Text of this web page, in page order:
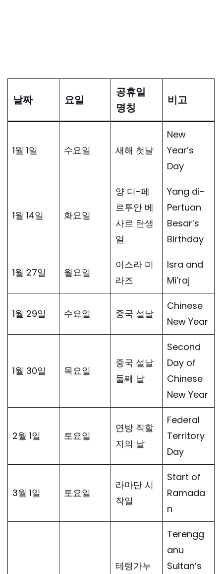
날짜 요일
공휴일
명칭
비고
1월 1일 수요일 새해 첫날
New
Year’s
Day
1월 14일 화요일
양 디-페
르투안 베
사르 탄생
일
Yang di-
Pertuan
Besar’s
Birthday
1월 27일 월요일
이스라 미
라즈
Isra and
Mi’raj
1월 29일 수요일 중국 설날
Chinese
New Year
1월 30일 목요일
중국 설날
둘째 날
Second
Day of
Chinese
New Year
2월 1일 토요일
연방 직할
지의 날
Federal
Territory
Day
3월 1일 토요일
라마단 시
작일
Start of
Ramada
n
테렝가누
Terengg
anu
Sultan’s